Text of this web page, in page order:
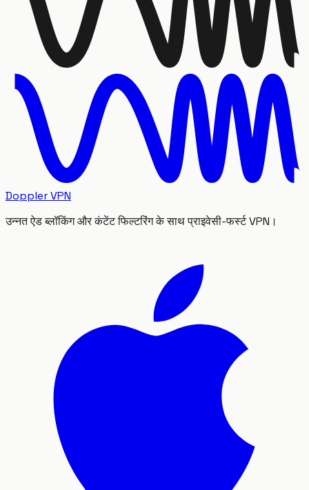
Doppler VPN
उन्नत ऐड ब्लॉकिंग और कंटेंट फिल्टरिंग के साथ प्राइवेसी-फर्स्ट VPN।